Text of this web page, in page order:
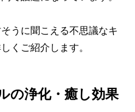
うに聞こえる不思議なキ
くご紹介します。
の浄化・癒し効果